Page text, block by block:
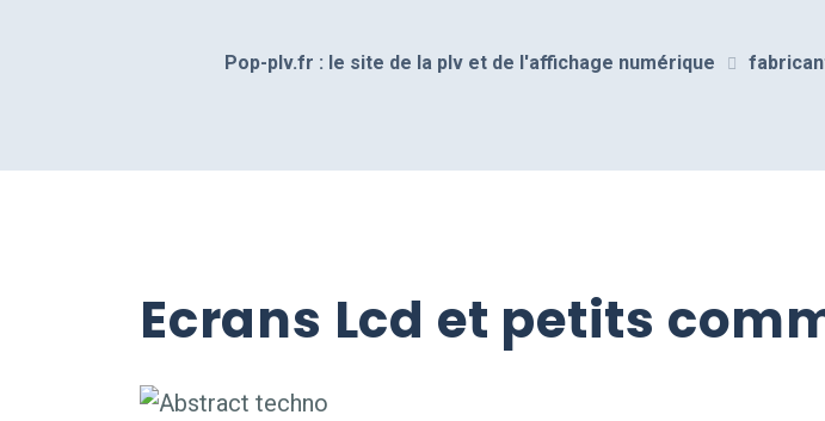
Pop-plv.fr : le site de la plv et de l'affichage numérique
Ecrans Lcd et petits